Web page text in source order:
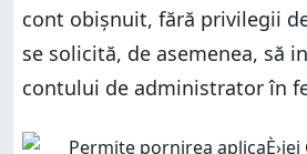
cont obișnuit, fără privilegii
se solicită, de asemenea, să
contului de administrator în